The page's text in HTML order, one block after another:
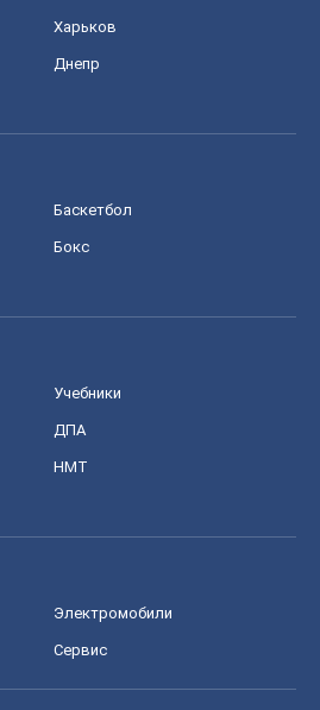
Харьков
Днепр
Баскетбол
Бокс
Учебники
ДПА
НМТ
Электромобили
Сервис